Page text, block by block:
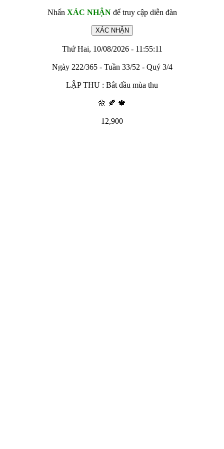
Nhấn XÁC NHẬNđể truy cập diễn đàn
Thứ Hai, 10/08/2026 - 11:55:11
Ngày 222/365 - Tuần 33/52 - Quý 3/4
LẬP THU : Bắt đầu mùa thu
🌼 🍂 🍁
12,900